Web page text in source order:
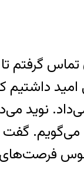
تماس گرفتم
داشتیم
نوید
گفت